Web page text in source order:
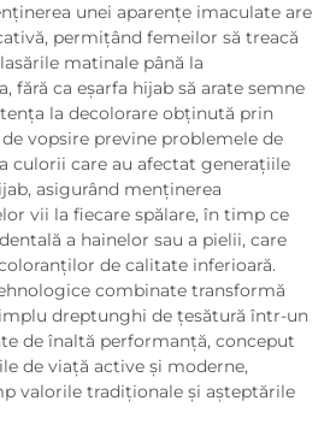
unei aparențe imaculate are
permițând femeilor să treacă
matinale până la
fără ca eșarfa hijab să arate semne
la decolorare obținută prin
vopsire previne problemele de
culorii care au afectat generațiile
asigurând menținerea
vii la fiecare spălare, în timp ce
a hainelor sau a pielii, care
de calitate inferioară.
combinate transformă
dreptunghi de țesătură într-un
de înaltă performanță, conceput
de viață active și moderne,
valorile tradiționale și așteptările